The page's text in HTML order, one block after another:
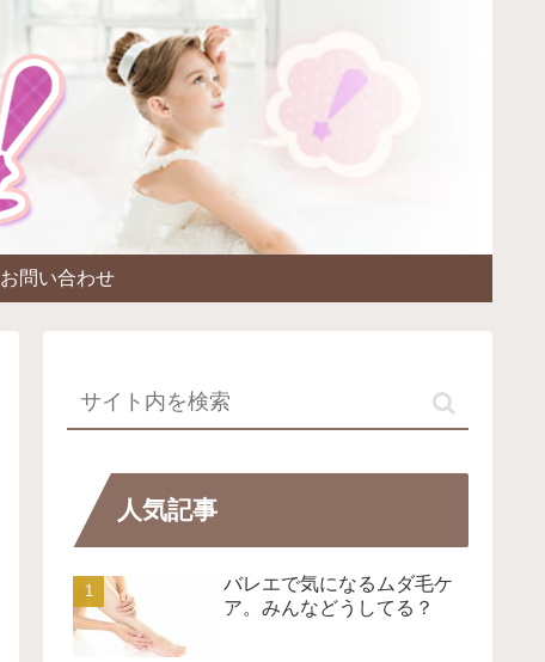
お問い合わせ
人気記事
バレエで気になるムダ毛ケ
ア。みんなどうしてる？